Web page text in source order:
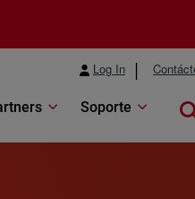
Log In
Soporte